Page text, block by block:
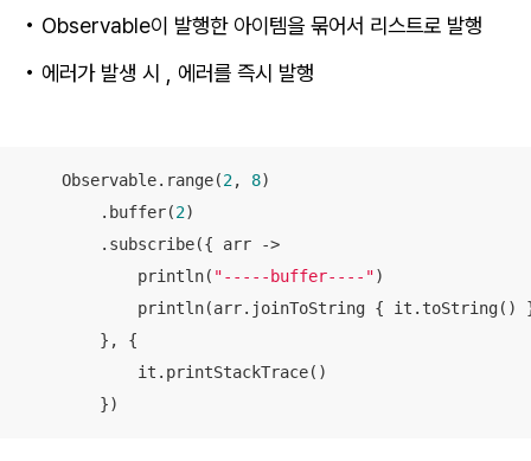
• Observable이 발행한 아이템을 묶어서 리스트로 발행
• 에러가 발생 시 , 에러를 즉시 발행
    Observable.range(
2, 8)
        .buffer(
2)
        .subscribe({ arr ->
            println(
"-----buffer----")
println(arr.joinToString { it.toString()
        }, {
            it.printStackTrace()
        })